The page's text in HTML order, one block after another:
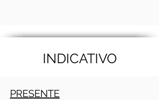
INDICATIVO
PRESENTE